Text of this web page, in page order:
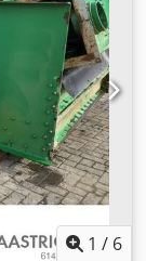
1 / 6